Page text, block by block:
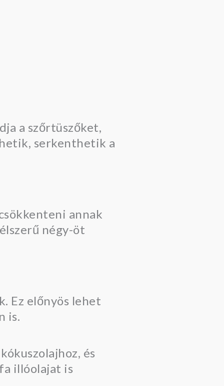
a szőrtüszőket,
serkenthetik a
annak
négy-öt
Ez előnyös lehet
is.
és
illóolajat is